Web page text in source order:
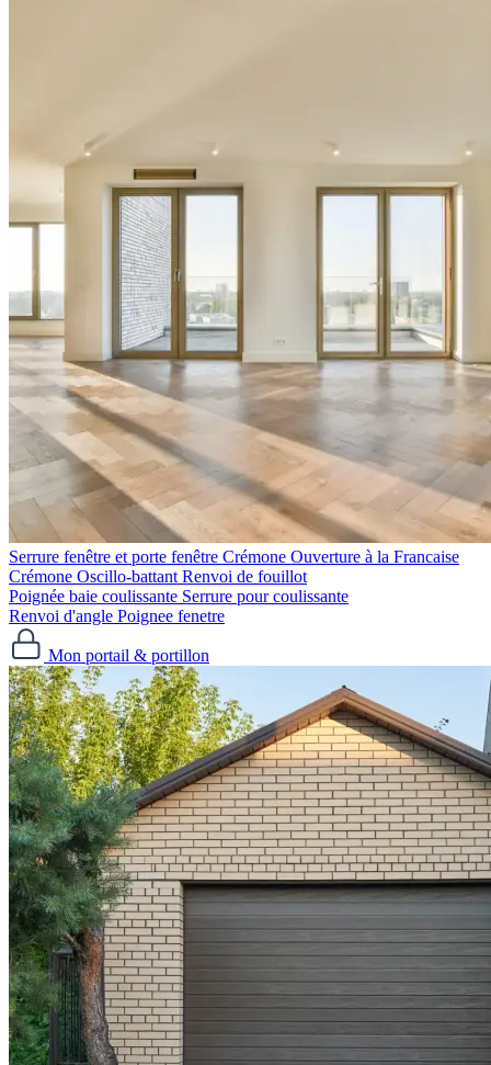
Serrure fenêtre et porte fenêtre Crémone Ouverture à la Francaise
Crémone Oscillo-battant Renvoi de fouillot
Poignée baie coulissante Serrure pour coulissante
Renvoi d'angle Poignee fenetre
Mon portail & portillon